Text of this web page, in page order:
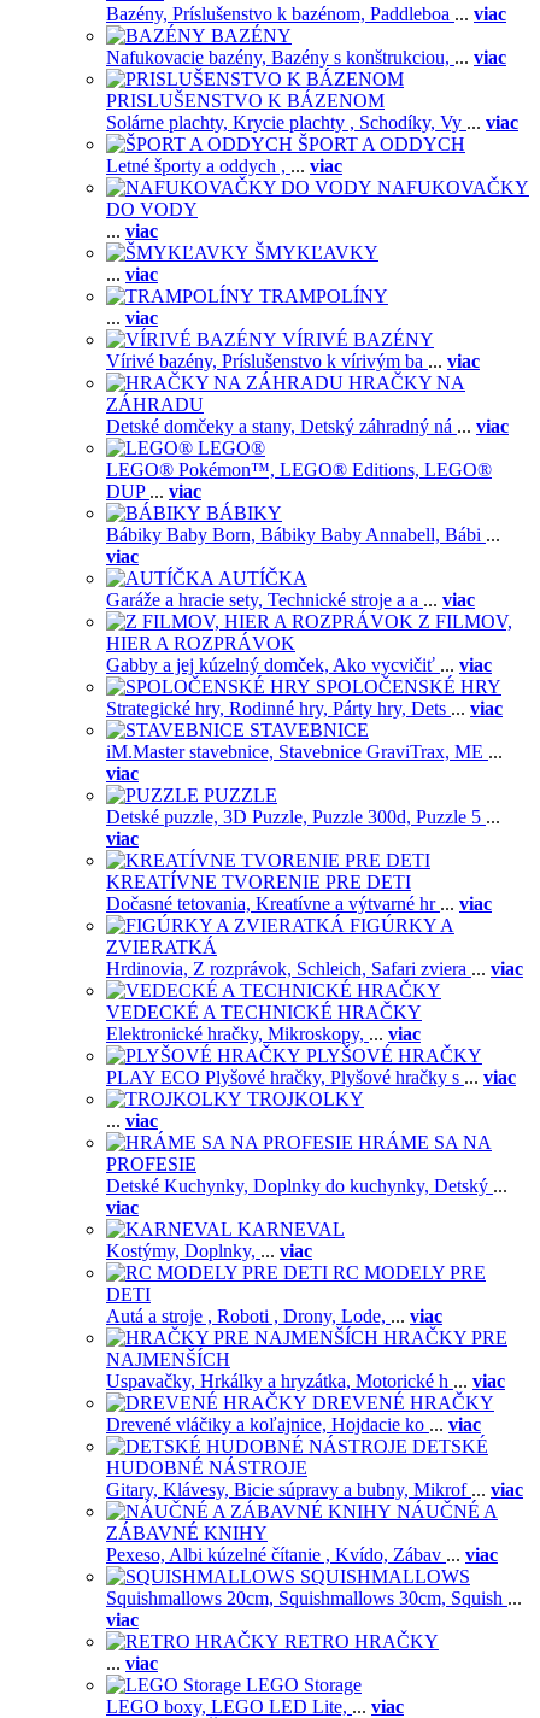
Bazény, Príslušenstvo k bazénom, Paddleboa ... viac
BAZÉNY
Nafukovacie bazény, Bazény s konštrukciou, ... viac
PRISLUŠENSTVO K BÁZENOM
Solárne plachty, Krycie plachty , Schodíky, Vy ... viac
ŠPORT A ODDYCH
Letné športy a oddych , ... viac
NAFUKOVAČKY
DO VODY
... viac
ŠMYKĽAVKY
... viac
TRAMPOLÍNY
... viac
VÍRIVÉ BAZÉNY
Vírivé bazény, Príslušenstvo k vírivým ba ... viac
HRAČKY NA
ZÁHRADU
Detské domčeky a stany, Detský záhradný ná ... viac
LEGO®
LEGO® Pokémon™, LEGO® Editions, LEGO®
DUP ... viac
BÁBIKY
Bábiky Baby Born, Bábiky Baby Annabell, Bábi ...
viac
AUTÍČKA
Garáže a hracie sety, Technické stroje a a ... viac
Z FILMOV,
HIER A ROZPRÁVOK
Gabby a jej kúzelný domček, Ako vycvičiť ... viac
SPOLOČENSKÉ HRY
Strategické hry, Rodinné hry, Párty hry, Dets ... viac
STAVEBNICE
iM.Master stavebnice, Stavebnice GraviTrax, ME ...
viac
PUZZLE
Detské puzzle, 3D Puzzle, Puzzle 300d, Puzzle 5 ...
viac
KREATÍVNE TVORENIE PRE DETI
Dočasné tetovania, Kreatívne a výtvarné hr ... viac
FIGÚRKY A
ZVIERATKÁ
Hrdinovia, Z rozprávok, Schleich, Safari zviera ... viac
VEDECKÉ A TECHNICKÉ HRAČKY
Elektronické hračky, Mikroskopy, ... viac
PLYŠOVÉ HRAČKY
PLAY ECO Plyšové hračky, Plyšové hračky s ... viac
TROJKOLKY
... viac
HRÁME SA NA
PROFESIE
Detské Kuchynky, Doplnky do kuchynky, Detský ...
viac
KARNEVAL
Kostýmy, Doplnky, ... viac
RC MODELY PRE
DETI
Autá a stroje , Roboti , Drony, Lode, ... viac
HRAČKY PRE
NAJMENŠÍCH
Uspavačky, Hrkálky a hryzátka, Motorické h ... viac
DREVENÉ HRAČKY
Drevené vláčiky a koľajnice, Hojdacie ko ... viac
DETSKÉ
HUDOBNÉ NÁSTROJE
Gitary, Klávesy, Bicie súpravy a bubny, Mikrof ... viac
NÁUČNÉ A
ZÁBAVNÉ KNIHY
Pexeso, Albi kúzelné čítanie , Kvído, Zábav ... viac
SQUISHMALLOWS
Squishmallows 20cm, Squishmallows 30cm, Squish ...
viac
RETRO HRAČKY
... viac
LEGO Storage
LEGO boxy, LEGO LED Lite, ... viac